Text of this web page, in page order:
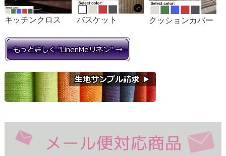
キッチンクロス バスケット クッションカバー